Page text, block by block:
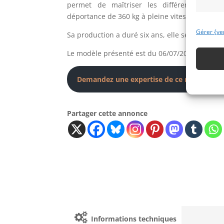
Gérer
permet de maîtriser les différents flux
déportance de 360 kg à pleine vitesse8.
Sa production a duré six ans, elle sera
Le modèle présenté est du 06/07/2012, et il
Demandez une expertise de ce modèle
Partager cette annonce
Informations techniques